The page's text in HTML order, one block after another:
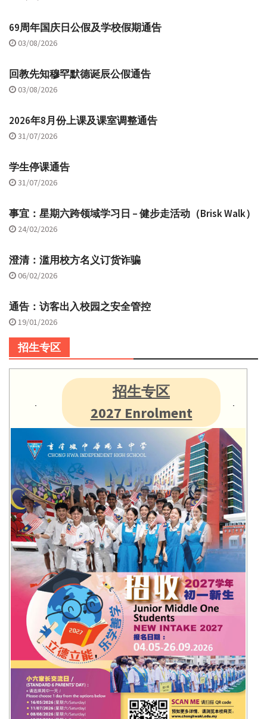
69周年国庆日公假及学校假期通告
03/08/2026
回教先知穆罕默德诞辰公假通告
03/08/2026
2026年8月份上课及课室调整通告
31/07/2026
学生停课通告
31/07/2026
事宜：星期六跨领域学习日 – 健步走活动（Brisk Walk）
24/02/2026
澄清：滥用校方名义订货诈骗
06/02/2026
通告：访客出入校园之安全管控
19/01/2026
招生专区
招生专区
2027 Enrolment